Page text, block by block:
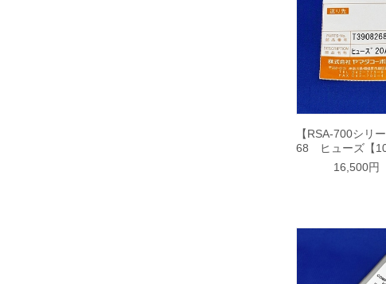
【RSA-700シリ
68 ヒューズ【10
16,500円